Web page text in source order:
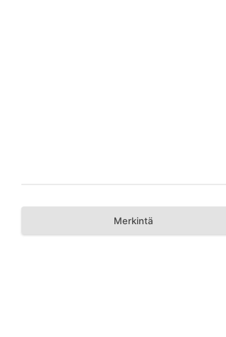
Merkintä